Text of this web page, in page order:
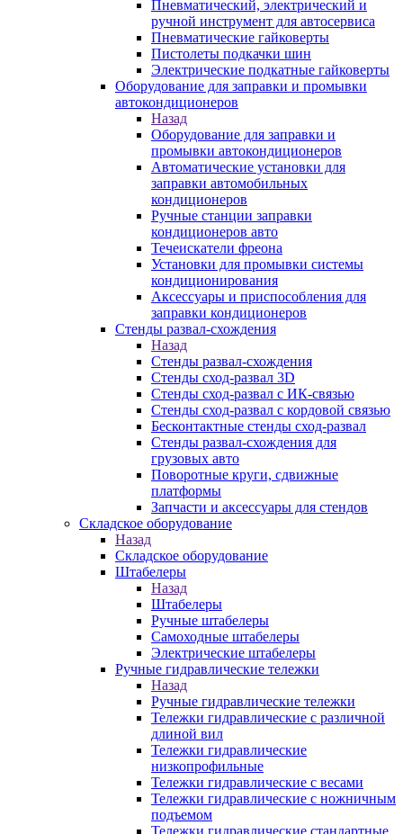
Пневматический, электрический и
ручной инструмент для автосервиса
Пневматические гайковерты
Пистолеты подкачки шин
Электрические подкатные гайковерты
Оборудование для заправки и промывки
автокондиционеров
Назад
Оборудование для заправки и
промывки автокондиционеров
Автоматические установки для
заправки автомобильных
кондиционеров
Ручные станции заправки
кондиционеров авто
Течеискатели фреона
Установки для промывки системы
кондиционирования
Аксессуары и приспособления для
заправки кондиционеров
Стенды развал-схождения
Назад
Стенды развал-схождения
Стенды сход-развал 3D
Стенды сход-развал с ИК-связью
Стенды сход-развал с кордовой связью
Бесконтактные стенды сход-развал
Стенды развал-схождения для
грузовых авто
Поворотные круги, сдвижные
платформы
Запчасти и аксессуары для стендов
Складское оборудование
Назад
Складское оборудование
Штабелеры
Назад
Штабелеры
Ручные штабелеры
Самоходные штабелеры
Электрические штабелеры
Ручные гидравлические тележки
Назад
Ручные гидравлические тележки
Тележки гидравлические с различной
длиной вил
Тележки гидравлические
низкопрофильные
Тележки гидравлические с весами
Тележки гидравлические с ножничным
подъемом
Тележки гидравлические стандартные